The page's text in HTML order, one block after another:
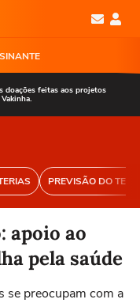
doações feitas aos projetos
PREVISÃO DO
apoio ao
pela saúde
se preocupam com a